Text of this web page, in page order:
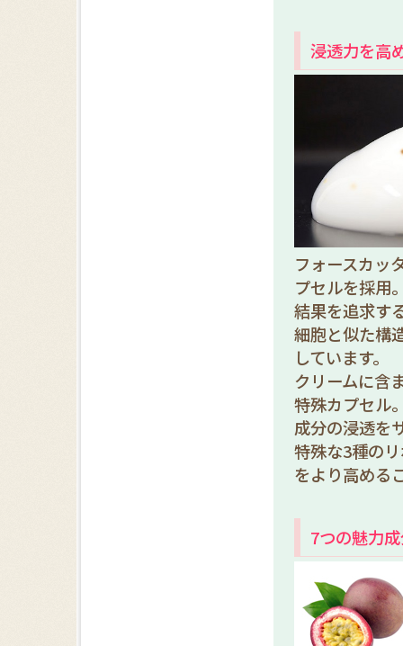
浸透力を高
フォースカッ
プセルを採用
結果を追求す
細胞と似た構
しています。
クリームに含
特殊カプセル
成分の浸透を
特殊な3種の
をより高める
7つの魅力